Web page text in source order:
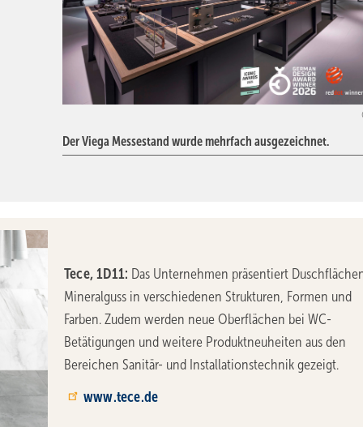
Der Viega Messestand wurde mehrfach ausgezeichnet.
Tece, 1D11: Das Unternehmen präsentiert
Mineralguss in verschiedenen Strukturen, Formen und
Farben. Zudem werden neue Oberflächen bei WC-
Betätigungen und weitere Produktneuheiten aus den
Bereichen Sanitär- und Installationstechnik gezeigt.
www.tece.de